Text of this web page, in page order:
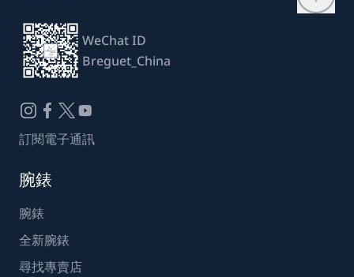
WeChat ID
Breguet_China
訂閱電子通訊
腕錶
腕錶
全新腕錶
尋找專賣店